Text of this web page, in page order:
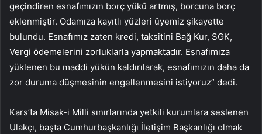
geçindiren esnafımızın borç yükü artmış, borcuna borç
eklenmiştir. Odamıza kayıtlı yüzleri üyemiz şikayette
bulundu. Esnafımız zaten kredi, taksitini Bağ Kur, SGK,
Vergi ödemelerini zorluklarla yapmaktadır. Esnafımıza
yüklenen bu maddi yükün kaldırılarak, esnafımızın daha da
zor duruma düşmesinin engellenmesini istiyoruz” dedi.
Kars’ta Misak-i Milli sınırlarında yetkili kurumlara seslenen
Ulakçı, başta Cumhurbaşkanlığı İletişim Başkanlığı olmak